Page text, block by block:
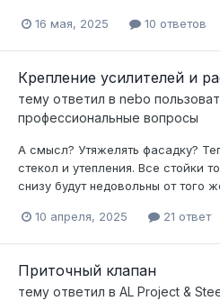
16 мая, 2025 10 ответов
Крепление усилителей и
тему ответил в nebo
профессиональные вопросы
А смысл? Утяжелять фасадку?
стекол и утепления. Все стойки
снизу будут недовольны от того
10 апреля, 2025 21 ответ
Приточный клапан
тему ответил в AL Project &